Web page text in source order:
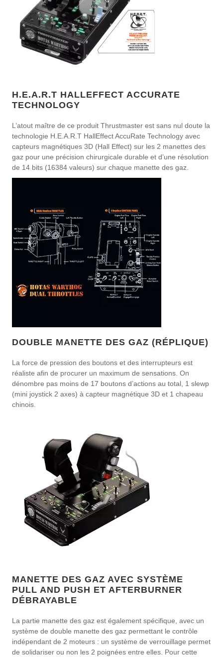
H.E.A.R.T HALLEFFECT ACCURATE
TECHNOLOGY
L’atout maître de ce produit Thrustmaster est sans nul doute la
technologie H.E.A.R.T HallEffect AccuRate Technology avec
capteurs magnétiques 3D (Hall Effect) sur les 2 manettes des
gaz pour une précision chirurgicale durable et d’une résolution
de 14 bits (16384 valeurs) sur chaque manette des gaz.
DOUBLE MANETTE DES GAZ (RÉPLIQUE)
La force de pression des boutons et des interrupteurs est
réaliste afin de procurer un maximum de sensations. On
dénombre pas moins de 17 boutons d’actions au total, 1 slewp
(mini joystick 2 axes) à capteur magnétique 3D et 1 chapeau
chinois.
MANETTE DES GAZ AVEC SYSTÈME
PULL AND PUSH ET AFTERBURNER
DÉBRAYABLE
La partie manette des gaz est également spécifique, avec un
système de double manette des gaz permettant le contrôle
indépendant de 2 moteurs : un système de verrouillage permet
de solidariser ou non les 2 poignées entre elles. Pour cette